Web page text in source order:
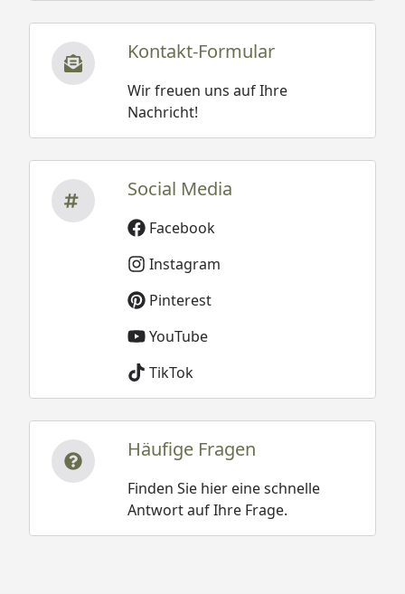
Kontakt-Formular
Wir freuen uns auf Ihre
Nachricht!
Social Media
Facebook
Instagram
Pinterest
YouTube
TikTok
Häufige Fragen
Finden Sie hier eine schnelle
Antwort auf Ihre Frage.